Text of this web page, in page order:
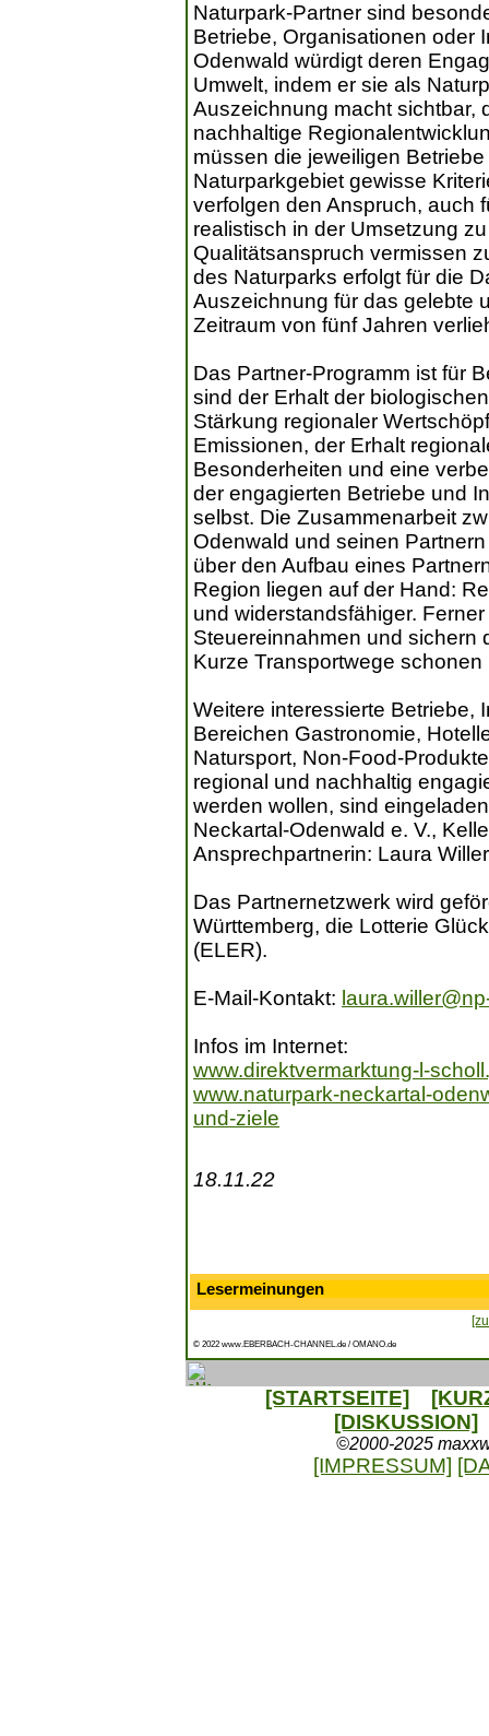
Naturpark-Partner sind
Betriebe, Organisationen oder
Odenwald würdigt deren
Umwelt, indem er sie als
Auszeichnung macht sichtbar,
nachhaltige
müssen die jeweiligen
Naturparkgebiet gewisse
verfolgen den Anspruch, auch
realistisch in der Umsetzung
Qualitätsanspruch vermissen
des Naturparks erfolgt für die
Auszeichnung für das gelebte
Zeitraum von fünf Jahren
Das Partner-Programm ist für
sind der Erhalt der
Stärkung regionaler
Emissionen, der Erhalt
Besonderheiten und eine
der engagierten Betriebe und
selbst. Die Zusammenarbeit
Odenwald und seinen
über den Aufbau eines
Region liegen auf der Hand:
und widerstandsfähiger.
Steuereinnahmen und sichern
Kurze Transportwege
Weitere interessierte Betriebe,
Bereichen Gastronomie,
Natursport, Non-Food-
regional und nachhaltig
werden wollen, sind
Neckartal-Odenwald e. V.,
Ansprechpartnerin: Laura
Das Partnernetzwerk wird
Württemberg, die Lotterie
(ELER).
E-Mail-Kontakt:
Infos im Internet:
www.direktvermarktung-l-
www.naturpark-neckartal-
und-ziele
18.11.22
Lesermeinungen
© 2022 www.EBERBACH-CHANNEL.de / OMANO.de
[STARTSEITE]
[DISKUSSION]
©2000-2025
[IMPRESSUM]